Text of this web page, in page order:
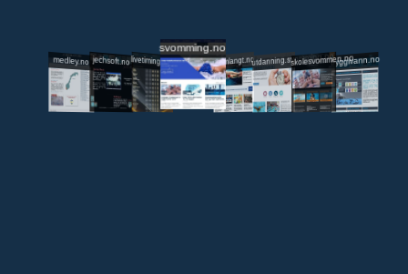
medley.no jechsoft.nolivetiming.medley.no
svomming.no
svomlangt.noutdanning.svomming.no
skolesvommen.notryggivann.no